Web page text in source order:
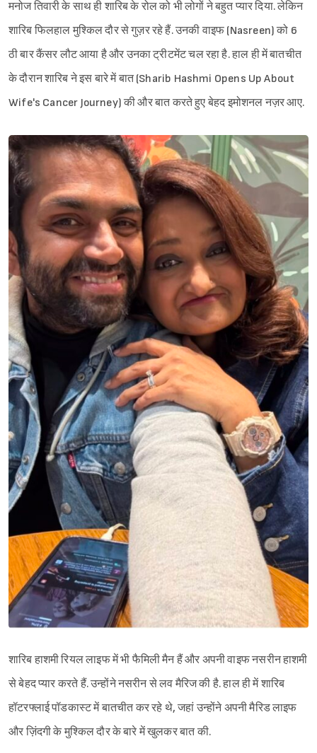
मनोज तिवारी के साथ ही शारिब के रोल को भी लोगों ने बहुत प्यार दिया. लेकिन
शारिब फिलहाल मुश्किल दौर से गुज़र रहे हैं. उनकी वाइफ (Nasreen) को 6
ठी बार कैंसर लौट आया है और उनका ट्रीटमेंट चल रहा है. हाल ही में बातचीत
के दौरान शारिब ने इस बारे में बात (Sharib Hashmi Opens Up About
Wife's Cancer Journey) की और बात करते हुए बेहद इमोशनल नज़र आए.
शारिब हाशमी रियल लाइफ में भी फैमिली मैन हैं और अपनी वाइफ नसरीन हाशमी
से बेहद प्यार करते हैं. उन्होंने नसरीन से लव मैरिज की है. हाल ही में शारिब
हॉटरफ्लाई पॉडकास्ट में बातचीत कर रहे थे, जहां उन्होंने अपनी मैरिड लाइफ
और ज़िंदगी के मुश्किल दौर के बारे में खुलकर बात की.